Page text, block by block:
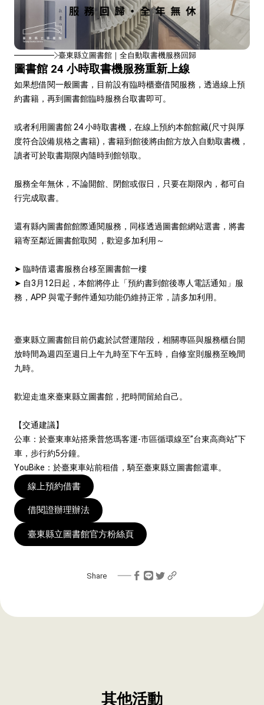
臺東縣立圖書館｜全自動取書機服務回歸
圖書館 24 小時取書機服務重新上線
如果想借閱一般圖書，目前設有臨時櫃臺借閱服務，透過線上預
約書籍，再到圖書館臨時服務台取書即可。
或者利用圖書館 24 小時取書機，在線上預約本館館藏(尺寸與厚
度符合設備規格之書籍)，書籍到館後將由館方放入自動取書機，
讀者可於取書期限內隨時到館領取。
服務全年無休，不論開館、閉館或假日，只要在期限內，都可自
行完成取書。
還有縣內圖書館館際通閱服務，同樣透過圖書館網站選書，將書
籍寄至鄰近圖書館取閱 ，歡迎多加利用～
➤ 臨時借還書服務台移至圖書館一樓
➤ 自3月12日起，本館將停止「預約書到館後專人電話通知」服
務，APP 與電子郵件通知功能仍維持正常，請多加利用。
臺東縣立圖書館目前仍處於試營運階段，相關專區與服務櫃台開
放時間為週四至週日上午九時至下午五時，自修室則服務至晚間
九時。
歡迎走進來臺東縣立圖書館，把時間留給自己。
【交通建議】
公車：於臺東車站搭乘普悠瑪客運-市區循環線至”台東高商站”下
車，步行約5分鐘。
YouBike：於臺東車站前租借，騎至臺東縣立圖書館還車。
線上預約借書
借閱證辦理辦法
臺東縣立圖書館官方粉絲頁
Share
其他活動